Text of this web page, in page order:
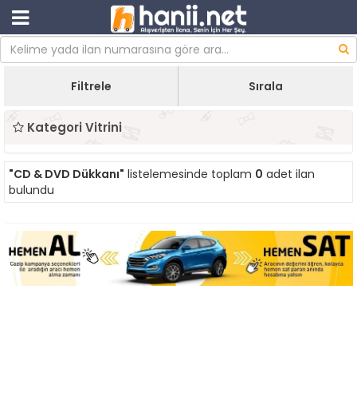
Filtrele Sırala
Kategori Vitrini
"CD & DVD Dükkanı" listelemesinde toplam 0 adet ilan
bulundu